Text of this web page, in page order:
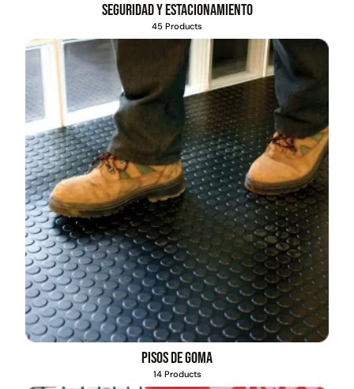
Seguridad y estacionamiento
45 Products
Pisos de goma
14 Products